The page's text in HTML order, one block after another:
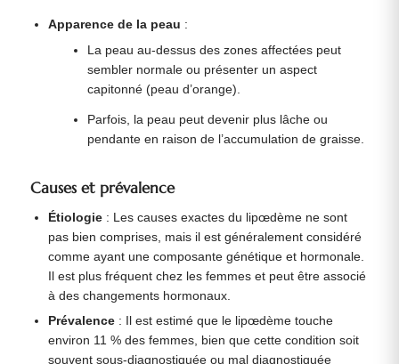
Apparence de la peau :
La peau au-dessus des zones affectées peut
sembler normale ou présenter un aspect
capitonné (peau d’orange).
Parfois, la peau peut devenir plus lâche ou
pendante en raison de l’accumulation de graisse.
Causes et prévalence
Étiologie : Les causes exactes du lipœdème ne sont
pas bien comprises, mais il est généralement considéré
comme ayant une composante génétique et hormonale.
Il est plus fréquent chez les femmes et peut être associé
à des changements hormonaux.
Prévalence : Il est estimé que le lipœdème touche
environ 11 % des femmes, bien que cette condition soit
souvent sous-diagnostiquée ou mal diagnostiquée